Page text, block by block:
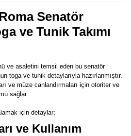
Senatör
ve Tunik Takımı
ve asaletini temsil eden bu senatör
toga ve tunik detaylarıyla hazırlanmıştır.
ve müze canlandırmaları için otoriter ve
sağlar.
için detaylar;
ve Kullanım